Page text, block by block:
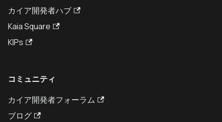
カイア開発者ハブ
Kaia Square
KIPs
コミュニティ
カイア開発者フォーラム
ブログ